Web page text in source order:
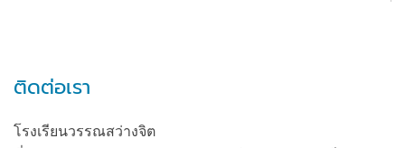
ติดต่อเรา
โรงเรียนวรรณสว่างจิต